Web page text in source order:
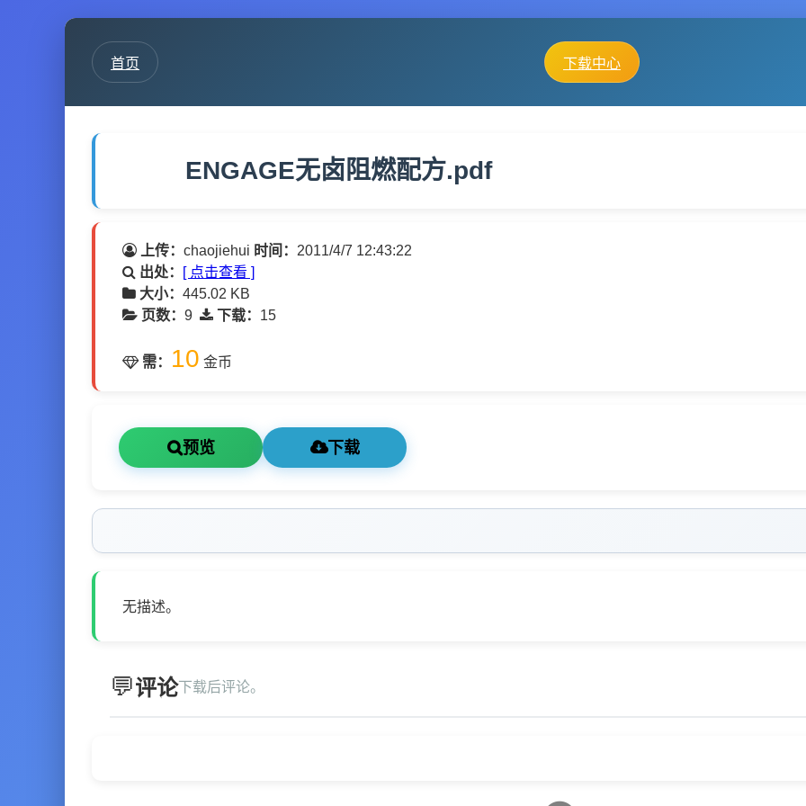
首页 下载中心
ENGAGE无卤阻燃配方.pdf
上传： chaojiehui 时间： 2011/4/7 12:43:22
出处：
[ 点击查看 ]
大小： 445.02 KB
页数： 9 下载： 15
需： 10 金币
预览 下载
无描述。
评论下载后评论。